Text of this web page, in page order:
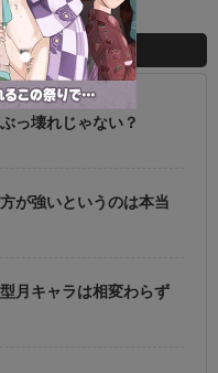
っ壊れじゃない？
が強いというのは本当
月キャラは相変わらず